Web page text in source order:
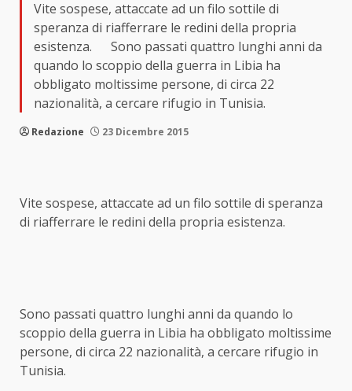
Vite sospese, attaccate ad un filo sottile di
speranza di riafferrare le redini della propria
esistenza. Sono passati quattro lunghi anni da
quando lo scoppio della guerra in Libia ha
obbligato moltissime persone, di circa 22
nazionalità, a cercare rifugio in Tunisia.
Redazione 23 Dicembre 2015
Vite sospese, attaccate ad un filo sottile di speranza
di riafferrare le redini della propria esistenza.
Sono passati quattro lunghi anni da quando lo
scoppio della guerra in Libia ha obbligato moltissime
persone, di circa 22 nazionalità, a cercare rifugio in
Tunisia.